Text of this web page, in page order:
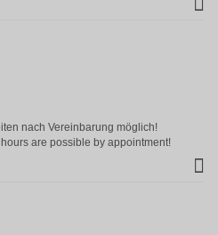
nach Vereinbarung möglich!
are possible by appointment!